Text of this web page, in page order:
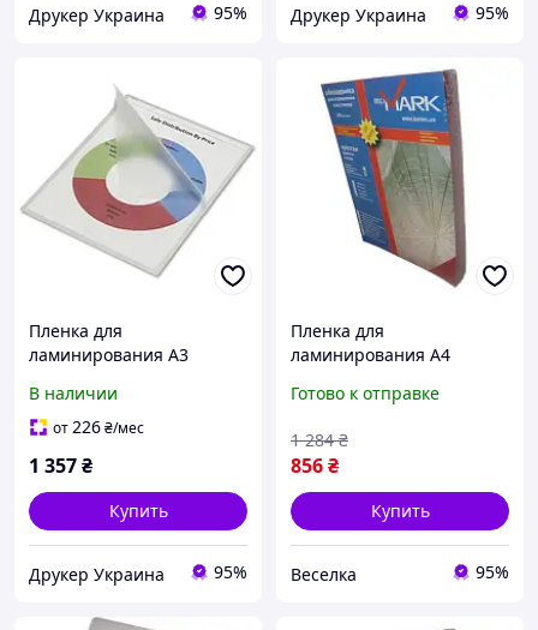
Друкер Украина 95% Друкер Украина 95%
Пленка для
ламинирования А3
мкм Agent ANTISTATIC,
уп/100
В наличии
от226₴/мес
1 357₴
Купить
Друкер Украина 95%
Пленка для
ламинирования А4
штук для защиты
долговечности FLAME
Готово к отправке
856₴
1 284 ₴
Купить
Веселка 95%